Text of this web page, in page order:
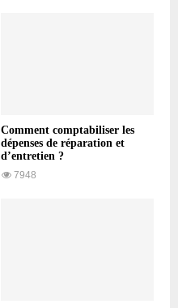
Comment comptabiliser les
dépenses de réparation et
d’entretien ?
7948